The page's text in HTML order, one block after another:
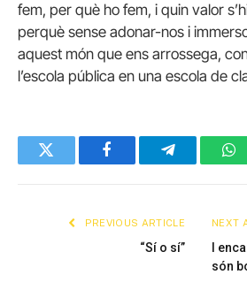
fem, per què ho fem, i quin valor
perquè sense adonar-nos i
aquest món que ens arrossega,
l’escola pública en una escola de
Twitter FacebookTelegram
PREVIOUS ARTICLE
“Sí o sí”
NEXT
I
són